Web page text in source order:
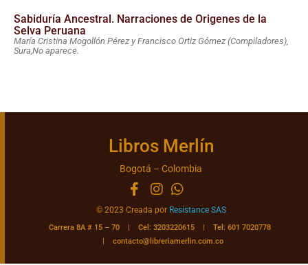
Sabiduría Ancestral. Narraciones de Origenes de la
Selva Peruana
María Cristina Mogollón Pérez y Francisco Ortiz Gómez (Compiladores),
Sura,No aparece.
Libros Merlín
Bogotá – Colombia
© 2023 Creada por Resistance SAS
Carrera 8A # 15 – 70 | Cel: 3203220615 | Tel: 601 7020778
|contacto@libreriamerlin.com.co